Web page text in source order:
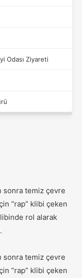
Odası Ziyareti
sonra temiz çevre
“rap” klibi çeken
rol alarak
sonra temiz çevre
“rap” klibi çeken